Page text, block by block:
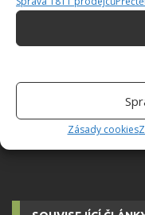
Zásady cookies